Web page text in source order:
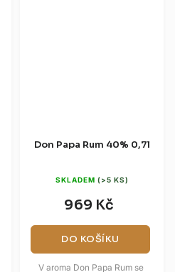
Don Papa Rum 40% 0,7l
SKLADEM (>5 KS)
969 Kč
DO KOŠÍKU
V aroma Don Papa Rum se